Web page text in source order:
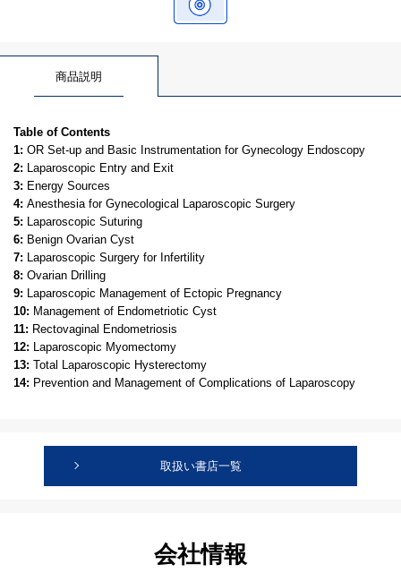
商品説明
Table of Contents
1: OR Set-up and Basic Instrumentation for Gynecology Endoscopy
2: Laparoscopic Entry and Exit
3: Energy Sources
4: Anesthesia for Gynecological Laparoscopic Surgery
5: Laparoscopic Suturing
6: Benign Ovarian Cyst
7: Laparoscopic Surgery for Infertility
8: Ovarian Drilling
9: Laparoscopic Management of Ectopic Pregnancy
10: Management of Endometriotic Cyst
11: Rectovaginal Endometriosis
12: Laparoscopic Myomectomy
13: Total Laparoscopic Hysterectomy
14: Prevention and Management of Complications of Laparoscopy
取扱い書店一覧
会社情報